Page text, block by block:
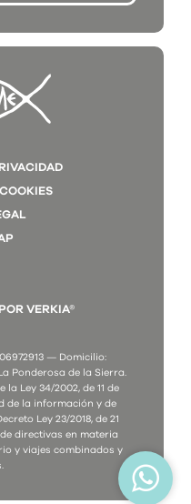
VERKIA®
— Domicilio:
Ponderosa de la Sierra.
Ley 34/2002, de 11 de
de la información y de
Ley 23/2018, de 21
directivas en materia
y viajes combinados y